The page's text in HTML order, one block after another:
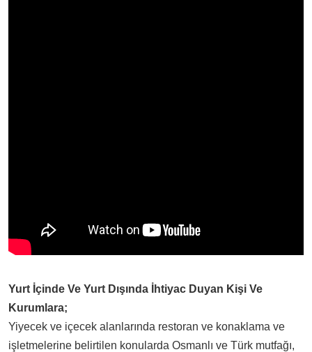
Yurt İçinde Ve Yurt Dışında İhtiyac Duyan Kişi Ve
Kurumlara;
Yiyecek ve içecek alanlarında restoran ve konaklama ve
işletmelerine belirtilen konularda Osmanlı ve Türk mutfağı,